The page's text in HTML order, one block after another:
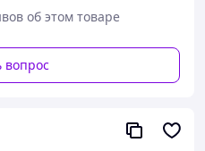
візерунок придає
та неповторності.
зібраний.
ручне прання до 30
у вологому стані.
об этом товаре
вопрос